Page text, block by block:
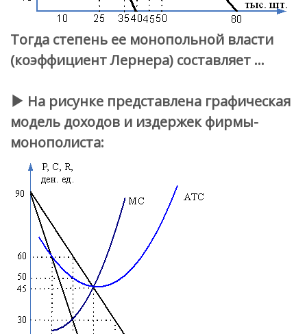
Тогда степень ее монопольной власти
(коэффициент Лернера) составляет …
На рисунке представлена графическая
модель доходов и издержек фирмы-
монополиста: